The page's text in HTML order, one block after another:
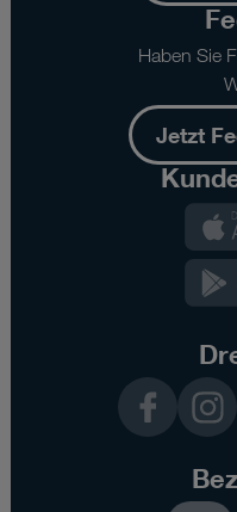
Haben Sie
Jetzt
InstagramTikTok